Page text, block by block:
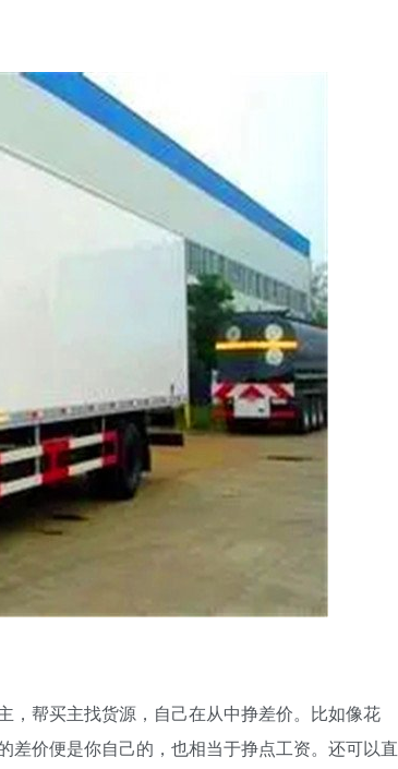
帮买主找货源，自己在从中挣差价。比如像花
价便是你自己的，也相当于挣点工资。还可以直